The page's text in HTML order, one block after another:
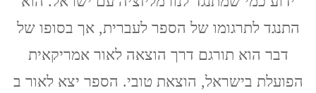
התנגד לתרגומו של הספר לעברית, אך בסופו של
דבר הוא תורגם דרך הוצאה לאור אמריקאית
הפועלת בישראל, הוצאת טובי. הספר יצא לאור ב